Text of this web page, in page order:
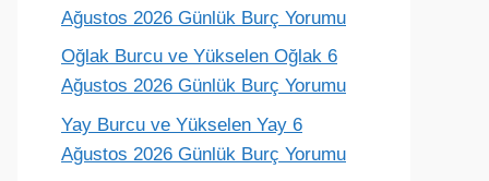
Ağustos 2026 Günlük Burç Yorumu
Oğlak Burcu ve Yükselen Oğlak 6
Ağustos 2026 Günlük Burç Yorumu
Yay Burcu ve Yükselen Yay 6
Ağustos 2026 Günlük Burç Yorumu